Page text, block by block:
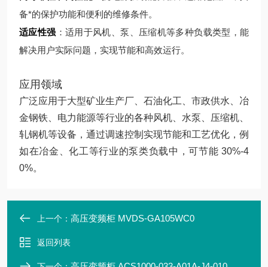
备*的保护功能和便利的维修条件。
适应性强 ：适用于风机、泵、压缩机等多种负载类型，能
解决用户实际问题，实现节能和高效运行。
应用领域
广泛应用于大型矿业生产厂、石油化工、市政供水、冶
金钢铁、电力能源等行业的各种风机、水泵、压缩机、
轧钢机等设备，通过调速控制实现节能和工艺优化，例
如在冶金、化工等行业的泵类负载中，可节能 30%-4
0%。
上一个： 高压变频柜 MVDS-GA105WC0
返回列表